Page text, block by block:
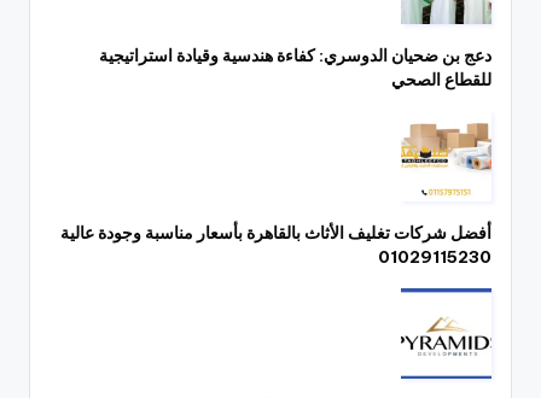
دعج بن ضحيان الدوسري: كفاءة هندسية وقيادة استراتيجية
للقطاع الصحي
أفضل شركات تغليف الأثاث بالقاهرة بأسعار مناسبة وجودة عالية
01029115230